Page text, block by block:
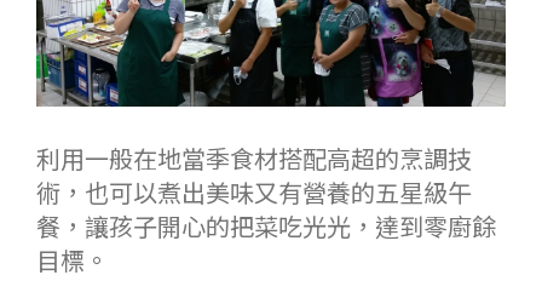
利用一般在地當季食材搭配高超的烹調技
術，也可以煮出美味又有營養的五星級午
餐，讓孩子開心的把菜吃光光，達到零廚餘
目標。